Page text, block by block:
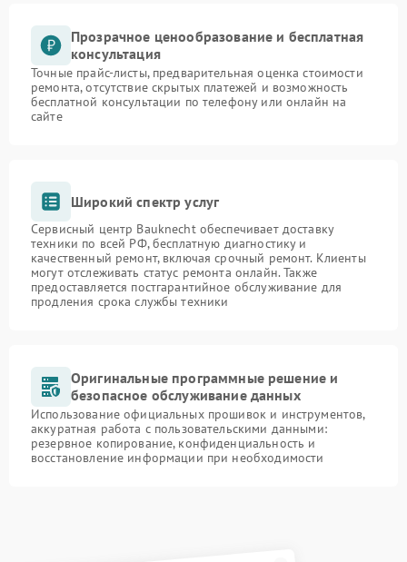
Прозрачное ценообразование и бесплатная
консультация
Точные прайс-листы, предварительная оценка стоимости
ремонта, отсутствие скрытых платежей и возможность
бесплатной консультации по телефону или онлайн на
сайте
Широкий спектр услуг
Сервисный центр Bauknecht обеспечивает доставку
техники по всей РФ, бесплатную диагностику и
качественный ремонт, включая срочный ремонт. Клиенты
могут отслеживать статус ремонта онлайн. Также
предоставляется постгарантийное обслуживание для
продления срока службы техники
Оригинальные программные решение и
безопасное обслуживание данных
Использование официальных прошивок и инструментов,
аккуратная работа с пользовательскими данными:
резервное копирование, конфиденциальность и
восстановление информации при необходимости